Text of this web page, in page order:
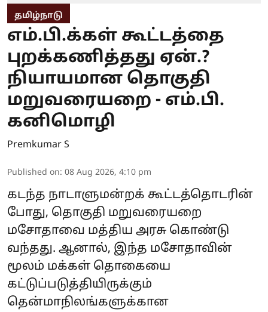
தமிழ்நாடு
எம்.பி.க்கள் கூட்டத்தை
புறக்கணித்தது ஏன்.?
நியாயமான தொகுதி
மறுவரையறை - எம்.பி.
கனிமொழி
Premkumar S
Published on: 08 Aug 2026, 4:10 pm
கடந்த நாடாளுமன்றக் கூட்டத்தொடரின்
போது, தொகுதி மறுவரையறை
மசோதாவை மத்திய அரசு கொண்டு
வந்தது. ஆனால், இந்த மசோதாவின்
மூலம் மக்கள் தொகையை
கட்டுப்படுத்தியிருக்கும்
தென்மாநிலங்களுக்கான